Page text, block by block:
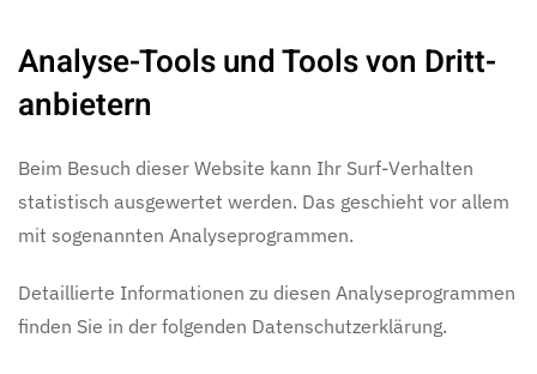
Analyse-Tools und Tools von Dritt­
anbietern
Beim Besuch dieser Website kann Ihr Surf-Verhalten
statistisch ausgewertet werden. Das geschieht vor allem
mit sogenannten Analyseprogrammen.
Detaillierte Informationen zu diesen Analyseprogrammen
finden Sie in der folgenden Datenschutzerklärung.